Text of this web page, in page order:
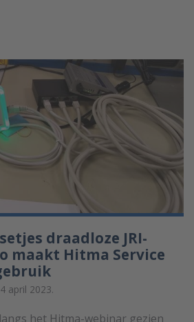
draadloze JRI-
maakt Hitma Service
april 2023.
het Hitma-webinar gezien